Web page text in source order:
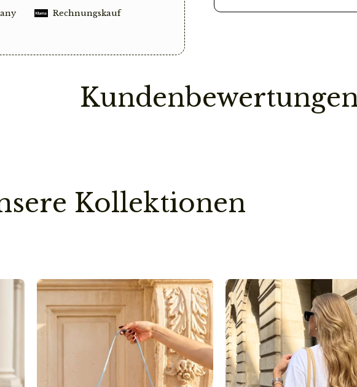
So sparen wir
Rechnungskauf
Kollektionen